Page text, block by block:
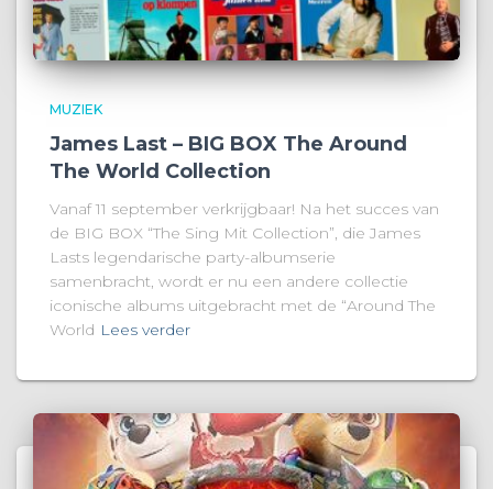
MUZIEK
James Last – BIG BOX The Around
The World Collection
Vanaf 11 september verkrijgbaar! Na het succes van
de BIG BOX “The Sing Mit Collection”, die James
Lasts legendarische party-albumserie
samenbracht, wordt er nu een andere collectie
iconische albums uitgebracht met de “Around The
World Lees verder